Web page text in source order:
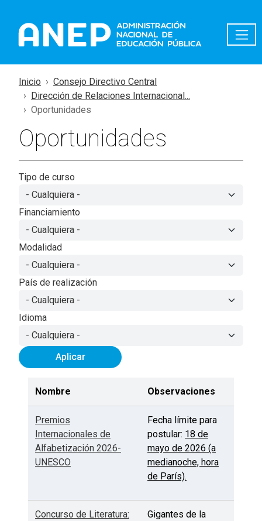
Inicio
Consejo Directivo Central
Dirección de Relaciones Internacional...
Oportunidades
Oportunidades
Tipo de curso
Financiamiento
Modalidad
País de realización
Idioma
Aplicar
Nombre Observaciones
Premios
Internacionales de
Alfabetización 2026-
UNESCO
Fecha límite para
postular: 18 de
mayo de 2026 (a
medianoche, hora
de París).
Concurso de Literatura:
Gigantes de la